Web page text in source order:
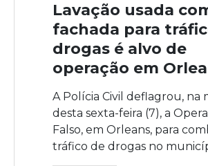
Lavação usada
fachada para
drogas é alvo de
operação em
A Polícia Civil deflagrou, na
desta sexta-feira (7), a
Falso, em Orleans, para
tráfico de drogas no